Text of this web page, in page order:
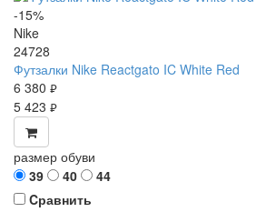
-15%
Nike
24728
Футзалки Nike Reactgato IC White Red
6 380 руб.
5 423 руб.
размер обуви
39
40
44
Cравнить